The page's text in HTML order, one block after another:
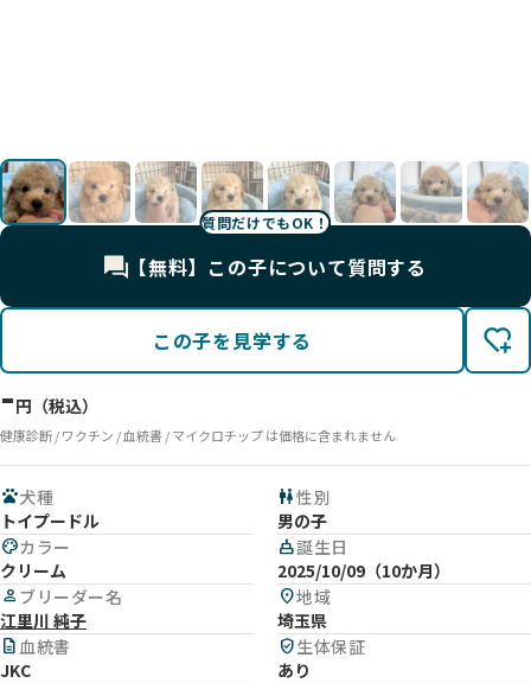
質問だけでもOK！
【無料】この子について質問する
この子を見学する
-円（税込）
健康診断 / ワクチン / 血統書 / マイクロチップ は価格に含まれません
pets犬種
トイプードル
wc性別
男の子
paletteカラー
クリーム
cake誕生日
2025/10/09（10か月）
person ブリーダー名
江里川 純子
location_on地域
埼玉県
description血統書
JKC
verified_user生体保証
あり